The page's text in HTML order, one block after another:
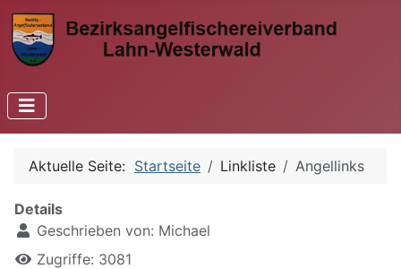
Aktuelle Seite: Startseite Linkliste Angellinks
Details
Geschrieben von: Michael
Zugriffe: 3081